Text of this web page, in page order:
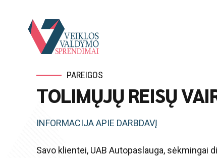
PAREIGOS
TOLIMŲJŲ REISŲ
INFORMACIJA APIE DARBDAVĮ
Savo klientei, UAB Autopaslauga,